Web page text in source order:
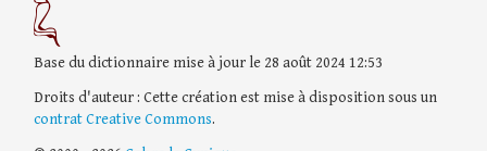
Base du dictionnaire mise à jour le 28 août 2024 12:53
Droits d'auteur : Cette création est mise à disposition sous un
contrat Creative Commons.